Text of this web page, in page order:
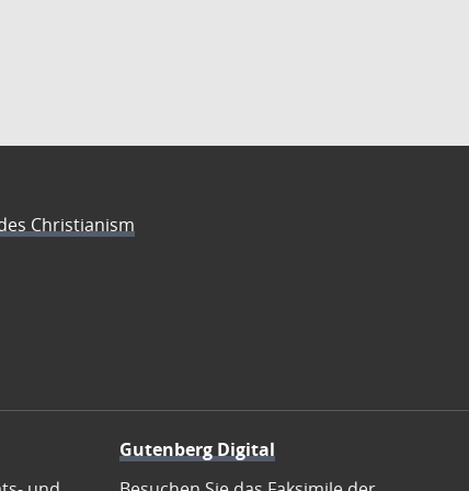
Christianism
Gutenberg Digital